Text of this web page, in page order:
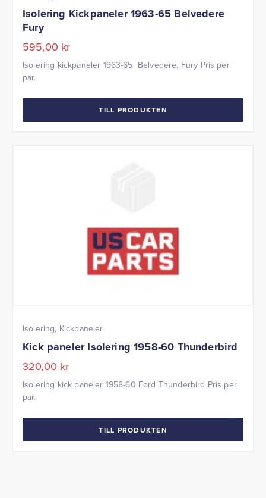
Isolering Kickpaneler 1963-65 Belvedere
Fury
595,00 kr
Isolering kickpaneler 1963-65 Belvedere, Fury Pris per
par.
TILL PRODUKTEN
Isolering, Kickpaneler
Kick paneler Isolering 1958-60 Thunderbird
320,00 kr
Isolering kick paneler 1958-60 Ford Thunderbird Pris per
par.
TILL PRODUKTEN